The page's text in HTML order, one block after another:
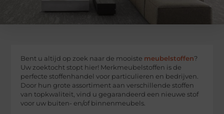
Bent u altijd op zoek naar de mooiste meubelstoffen?
Uw zoektocht stopt hier! Merkmeubelstoffen is de
perfecte stoffenhandel voor particulieren en bedrijven.
Door hun grote assortiment aan verschillende stoffen
van topkwaliteit, vind u gegarandeerd een nieuwe stof
voor uw buiten- en/of binnenmeubels.